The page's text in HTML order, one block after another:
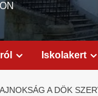
Iskolakert
A DÖK